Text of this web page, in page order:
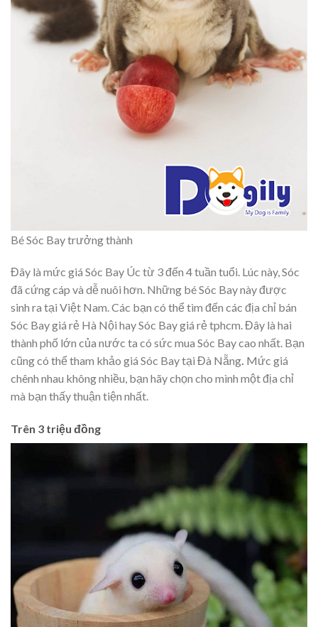
Bé Sóc Bay trưởng thành
Đây là mức giá Sóc Bay Úc từ 3 đến 4 tuần tuổi. Lúc này, Sóc
đã cứng cáp và dễ nuôi hơn. Những bé Sóc Bay này được
sinh ra tại Việt Nam. Các bạn có thể tìm đến các địa chỉ bán
Sóc Bay giá rẻ Hà Nội hay Sóc Bay giá rẻ tphcm. Đây là hai
thành phố lớn của nước ta có sức mua Sóc Bay cao nhất. Bạn
cũng có thể tham khảo giá Sóc Bay tại Đà Nẵng. Mức giá
chênh nhau không nhiều, bạn hãy chọn cho mình một địa chỉ
mà bạn thấy thuận tiện nhất.
Trên 3 triệu đồng